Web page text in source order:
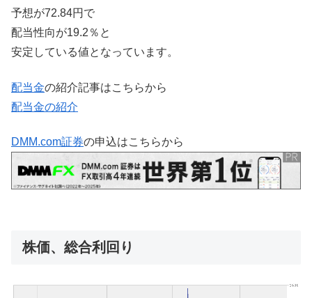
予想が72.84円で
配当性向が19.2％と
安定している値となっています。
配当金の紹介記事はこちらから
配当金の紹介
DMM.com証券の申込はこちらから
株価、総合利回り